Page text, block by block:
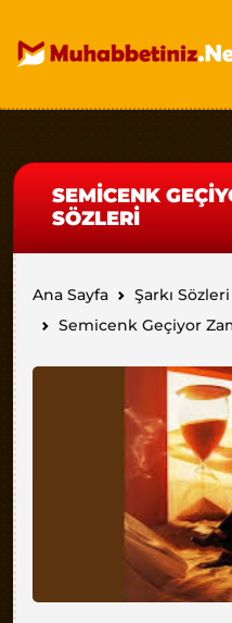
SEMICENK
SÖZLERI
Ana Sayfa
Şarkı Sözleri
Semicenk Geçiyor